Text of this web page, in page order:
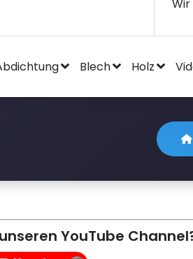
Blech Holz
YouTube